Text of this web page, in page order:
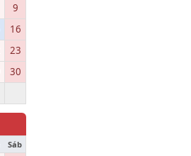
9
16
23
30
Sáb